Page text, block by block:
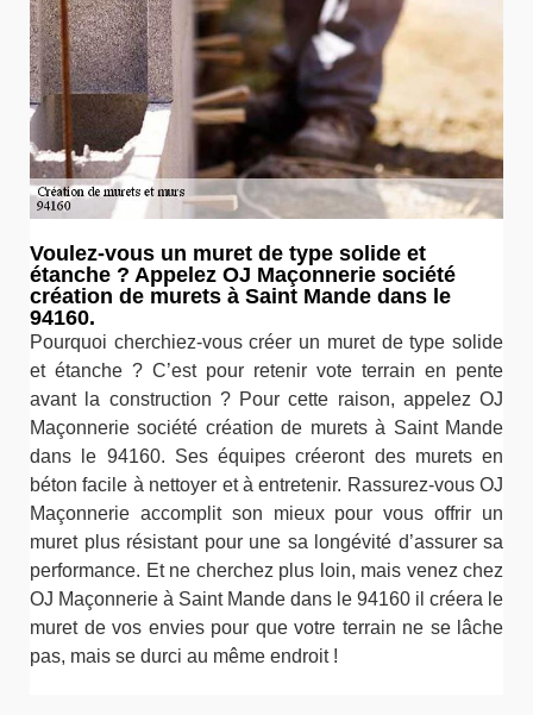
Voulez-vous un muret de type solide et
étanche ? Appelez OJ Maçonnerie société
création de murets à Saint Mande dans le
94160.
Pourquoi cherchiez-vous créer un muret de type solide
et étanche ? C’est pour retenir vote terrain en pente
avant la construction ? Pour cette raison, appelez OJ
Maçonnerie société création de murets à Saint Mande
dans le 94160. Ses équipes créeront des murets en
béton facile à nettoyer et à entretenir. Rassurez-vous OJ
Maçonnerie accomplit son mieux pour vous offrir un
muret plus résistant pour une sa longévité d’assurer sa
performance. Et ne cherchez plus loin, mais venez chez
OJ Maçonnerie à Saint Mande dans le 94160 il créera le
muret de vos envies pour que votre terrain ne se lâche
pas, mais se durci au même endroit !